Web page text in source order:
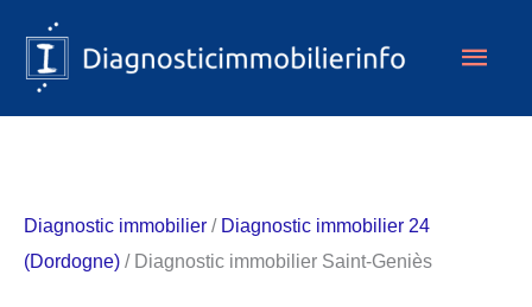
contenu
Diagnostic immobilier / Diagnostic immobilier 24
(Dordogne) / Diagnostic immobilier Saint-Geniès